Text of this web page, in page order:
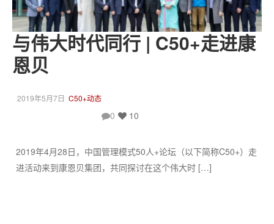
与伟大时代同行 | C50+走进康
恩贝
2019年5月7日 C50+动态
0 10
2019年4月28日，中国管理模式50人+论坛（以下简称C50+）走
进活动来到康恩贝集团，共同探讨在这个伟大时 […]